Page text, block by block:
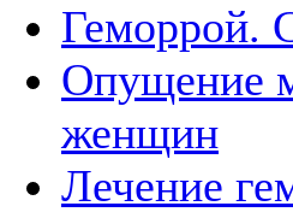
Геморрой.
Опущение
женщин
Лечение